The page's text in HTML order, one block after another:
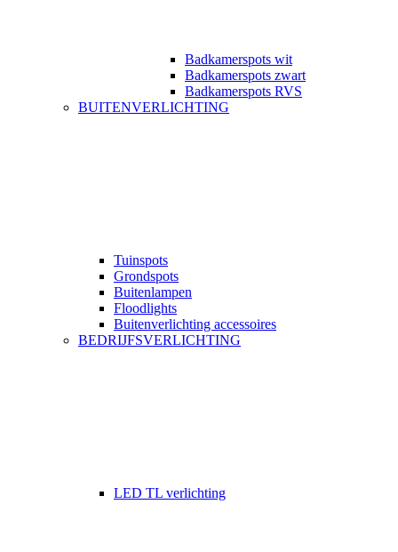
Badkamerspots wit
Badkamerspots zwart
Badkamerspots RVS
BUITENVERLICHTING
Tuinspots
Grondspots
Buitenlampen
Floodlights
Buitenverlichting accessoires
BEDRIJFSVERLICHTING
LED TL verlichting